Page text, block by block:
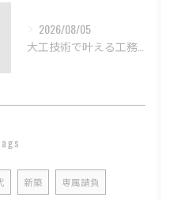
2026/08/05
新築 専属請負